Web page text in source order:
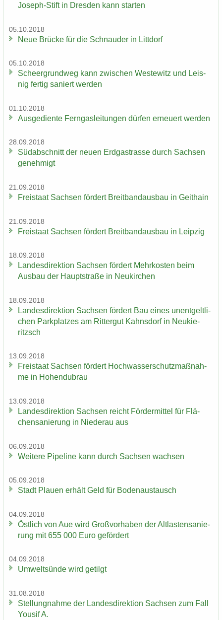
Joseph-Stift in Dres­den kann star­ten
05.10.2018
Neue Brü­cke für die Schnau­der in Litt­dorf
05.10.2018
Scheergrund­weg kann zwi­schen Wes­te­witz und Leis­
nig fer­tig sa­niert wer­den
01.10.2018
Aus­ge­dien­te Fern­gas­lei­tun­gen dür­fen er­neu­ert wer­den
28.09.2018
Süd­ab­schnitt der neuen Erd­gas­tras­se durch Sach­sen
ge­neh­migt
21.09.2018
Frei­staat Sach­sen för­dert Breit­band­aus­bau in Geit­hain
21.09.2018
Frei­staat Sach­sen för­dert Breit­band­aus­bau in Leip­zig
18.09.2018
Lan­des­di­rek­ti­on Sach­sen för­dert Mehr­kos­ten beim
Aus­bau der Haupt­stra­ße in Neu­kir­chen
18.09.2018
Lan­des­di­rek­ti­on Sach­sen för­dert Bau eines un­ent­gelt­li­
chen Park­plat­zes am Rit­ter­gut Kahns­dorf in Neu­kie­
ritzsch
13.09.2018
Frei­staat Sach­sen för­dert Hoch­was­ser­schutz­maß­nah­
me in Ho­hen­du­brau
13.09.2018
Lan­des­di­rek­ti­on Sach­sen reicht För­der­mit­tel für Flä­
chen­sa­nie­rung in Nie­der­au aus
06.09.2018
Wei­te­re Pipe­line kann durch Sach­sen wach­sen
05.09.2018
Stadt Plau­en er­hält Geld für Bo­den­aus­tausch
04.09.2018
Öst­lich von Aue wird Groß­vor­ha­ben der Alt­las­ten­sa­nie­
rung mit 655 000 Euro ge­för­dert
04.09.2018
Um­welt­sün­de wird ge­tilgt
31.08.2018
Stel­lung­nah­me der Lan­des­di­rek­ti­on Sach­sen zum Fall
You­sif A.